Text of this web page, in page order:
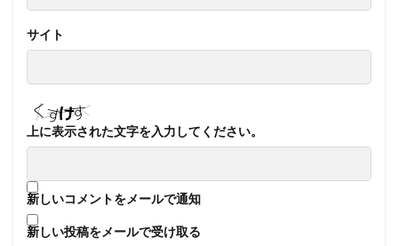
サイト
上に表示された文字を入力してください。
新しいコメントをメールで通知
新しい投稿をメールで受け取る